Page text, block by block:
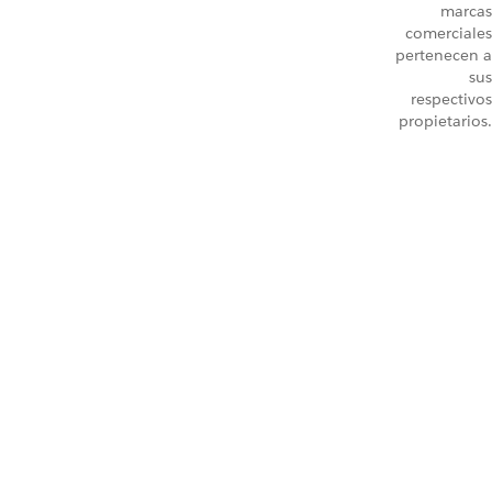
marcas
comerciales
pertenecen a
sus
respectivos
propietarios.